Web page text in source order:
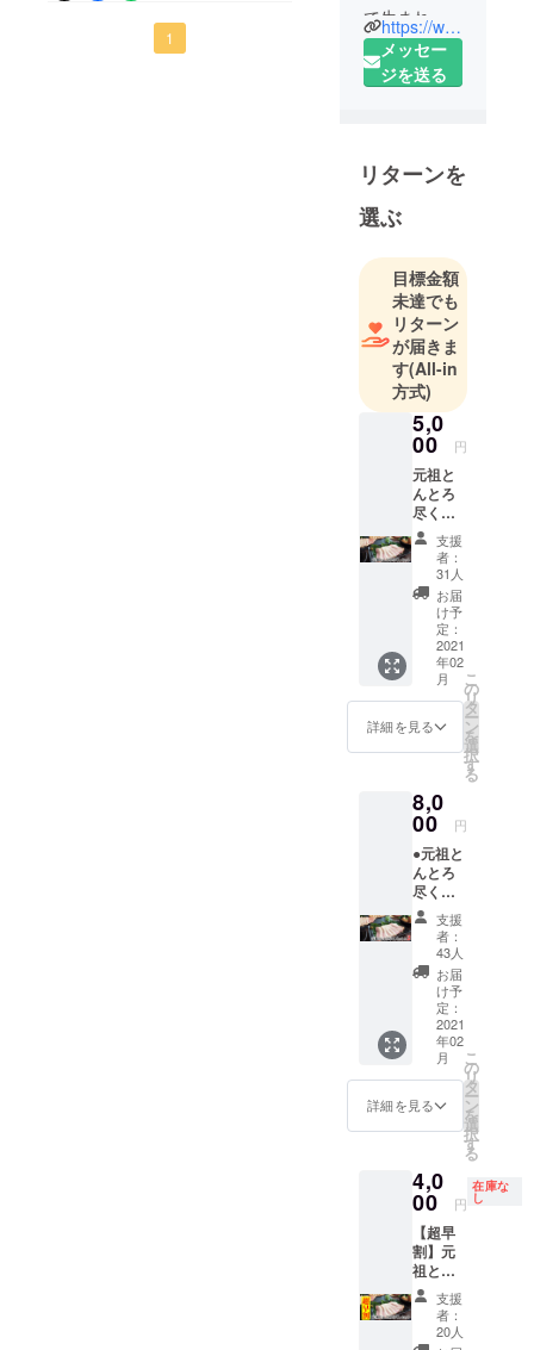
りがとうございました。お
陰様でたくさんの方にご支
1
て生まれ
る。 地元の
高校を卒業
元来の食い
しん坊の性
分により
ソーセージ
とハムを趣
味で作り始
めました。
その後、趣
味が高じて
本業となり
ました。
現在は養豚
と食肉製
造・販売を
おこなって
おります。
https://www.facebook.com/sunrisefarmchiba
メッセー
ジを送る
リターンを
選ぶ
目標金額
未達でも
リターン
が届きま
す(All-in
方式)
5,0
00 円
元祖と
んとろ
尽くし
セット×
１ ＜
セット
内容＞
・元祖
とんと
ろハム
130g ・
元祖と
んとろ
チャー
シュー
100g ・
んとろ
照り焼
き 100g
・元祖
とんと
ろベー
コン
100g ・
元祖と
んとろ
フラン
クフル
ト 160g
・感謝
を込め
たお礼
のメー
す。 ＜
保存方
法＞要
冷凍－
18℃以
下 ＜賞
味期限
＞製造
後1年
支援
者：
31人
お届
け予
定：
2021
年02
月
詳細を見る
こ
の
リ
タ
ー
ン
を
選
択
す
る
8,0
00 円
●元祖と
んとろ
尽くし
セット×
２ ＜
セット
内容＞
・元祖
とんと
ろハム
130g×2
・元祖
とんと
ろ
チャー
シュー
・元祖
とんと
ろ照り
焼き
100g×2
・元祖
とんと
ろベー
コン
支援
者：
43人
お届
け予
定：
2021
年02
月
詳細を見る
こ
の
リ
タ
ー
ン
を
選
択
す
る
4,0
00 円
在庫な
し
【超早
割】元
祖とん
とろ尽
くし
セット×
支援
者：
20人